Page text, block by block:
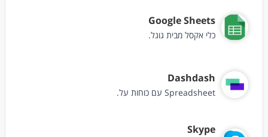
Google Sheets
כלי אקסל מבית גוגל.
Dashdash
Spreadsheet עם כוחות על.
Skype